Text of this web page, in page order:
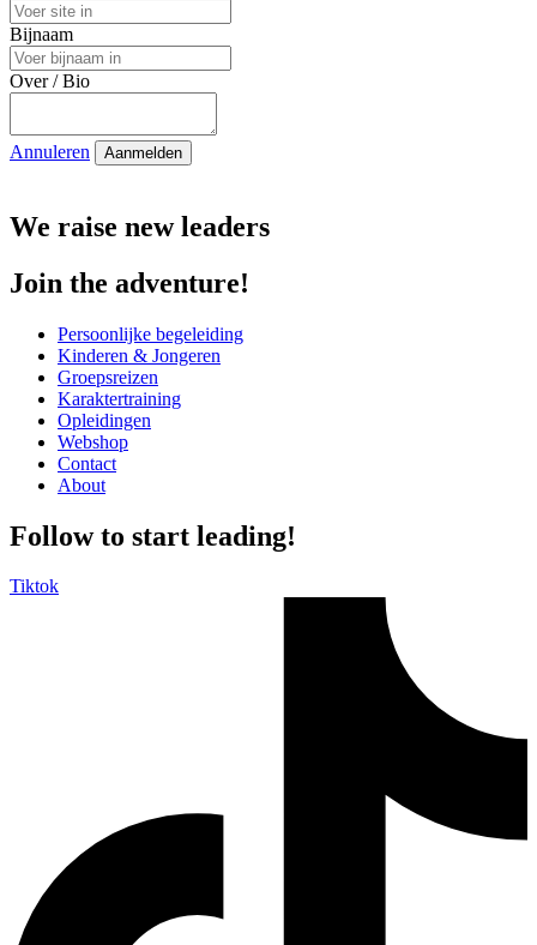
Bijnaam
Over / Bio
Annuleren
We raise new leaders
Join the adventure!
Persoonlijke begeleiding
Kinderen & Jongeren
Groepsreizen
Karaktertraining
Opleidingen
Webshop
Contact
About
Follow to start leading!
Tiktok